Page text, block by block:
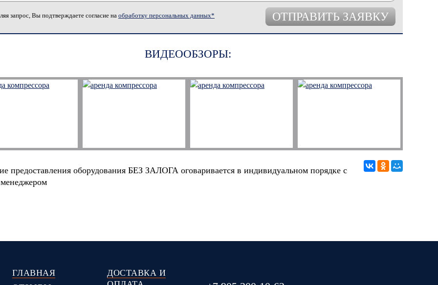
запрос, Вы подтверждаете согласие на обработку персональных данных*
ВИДЕООБЗОРЫ:
предоставления оборудования БЕЗ ЗАЛОГА оговаривается в индивидуальном порядке с
ГЛАВНАЯ
ДОСТАВКА И